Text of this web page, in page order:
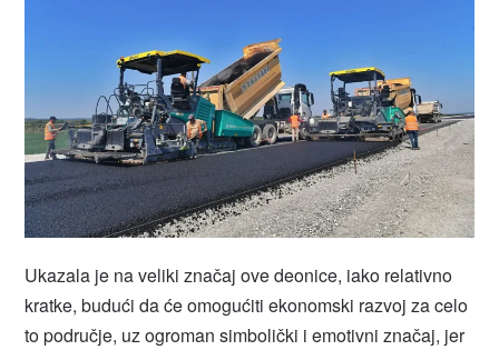
Ukazala je na veliki značaj ove deonice, iako relativno
kratke, budući da će omogućiti ekonomski razvoj za celo
to područje, uz ogroman simbolički i emotivni značaj, jer